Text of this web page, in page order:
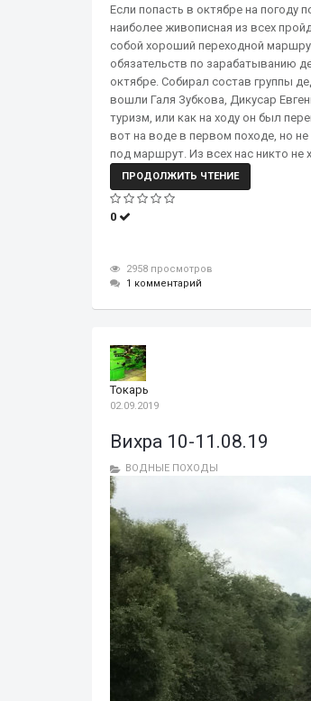
Если попасть в октябре на погоду
наиболее живописная из всех
собой хороший переходной
обязательств по зарабатыванию
октябре. Собирал состав группы
вошли Галя Зубкова, Дикусар
туризм, или как на ходу он был
вот на воде в первом походе, но
под маршрут. Из всех нас никто
ПРОДОЛЖИТЬ ЧТЕНИЕ
0
2958 просмотров
1 комментарий
Токарь
02.09.2019
Вихра 10-11.08.19
ВОДНЫЕ ПОХОДЫ